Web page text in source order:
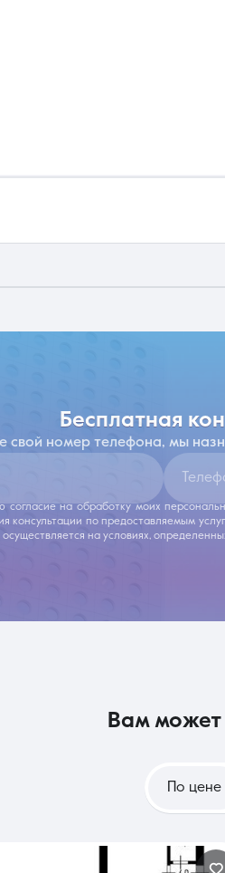
бесплатная
свой номер телефона, мы
согласие на обработку моих
консультации по предоставляемым
на условиях,
вам
По цене